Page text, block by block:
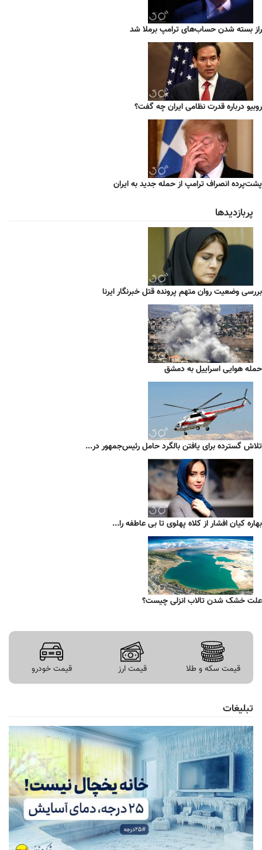
راز بسته شدن حساب‌های ترامپ برملا شد
روبیو درباره قدرت نظامی ایران چه گفت؟
پشت‌پرده انصراف ترامپ از حمله جدید به ایران
پربازدیدها
بررسی وضعیت روان متهم پرونده قتل خبرنگار ایرنا
حمله هوایی اسراییل به دمشق
تلاش گسترده برای یافتن بالگرد حامل رئیس‌جمهور در...
بهاره کیان افشار از کلاه پهلوی تا بی عاطفه را...
علت خشک شدن تالاب انزلی چیست؟
قیمت سکه و طلا قیمت ارز قیمت خودرو
تبلیغات